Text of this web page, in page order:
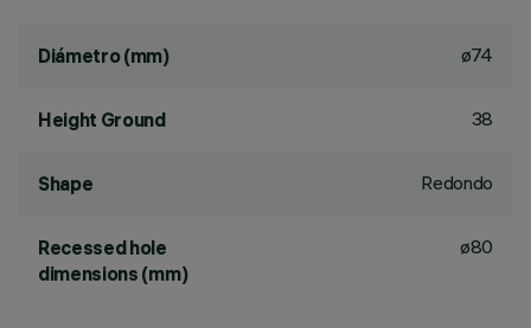
Diámetro (mm) ø74
Height Ground 38
Shape Redondo
Recessed hole
dimensions (mm)
ø80